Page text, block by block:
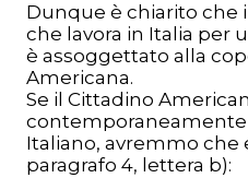
Dunque è chiarito che
che lavora in Italia per
è assoggettato alla
Americana.
Se il Cittadino
Italiano, avremmo che
paragrafo 4, lettera b):